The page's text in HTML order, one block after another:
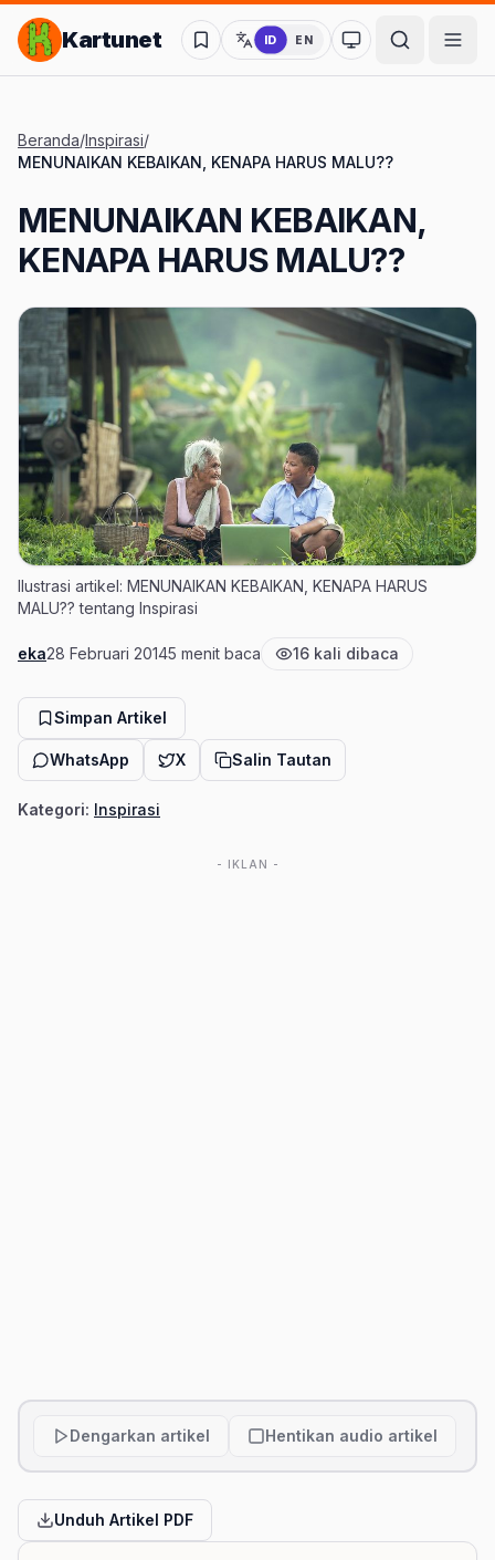
Lompat ke Konten Utama
Kartunet ID EN
Ubah ke mode
Beranda/Inspirasi/
MENUNAIKAN KEBAIKAN, KENAPA HARUS MALU??
MENUNAIKAN KEBAIKAN,
KENAPA HARUS MALU??
Ilustrasi artikel: MENUNAIKAN KEBAIKAN, KENAPA HARUS
MALU?? tentang Inspirasi
Penulis
ekaTanggal terbit
28 Februari 2014Estimasi waktu baca
5 menit baca Jumlah pembaca
16 kali dibaca
Simpan Artikel
WhatsApp X Salin Tautan
Kategori: Inspirasi
- IKLAN -
Dengarkan artikel Hentikan audio artikel
Unduh Artikel PDF